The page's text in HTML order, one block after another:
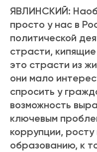
ЯВЛИНСКИЙ:
просто у нас в
политической
страсти,
это страсти из
они мало
спросить у
возможность
ключевым
коррупции,
образованию, к